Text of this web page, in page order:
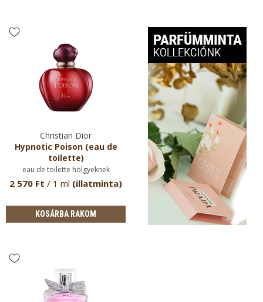
Christian Dior
Hypnotic Poison (eau de
toilette)
eau de toilette hölgyeknek
2 570 Ft / 1 ml (illatminta)
KOSÁRBA RAKOM